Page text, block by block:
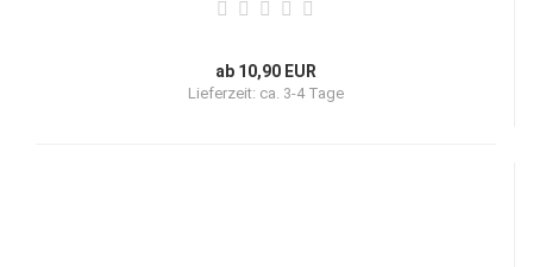
ab 10,90 EUR
Lieferzeit: ca. 3-4 Tage